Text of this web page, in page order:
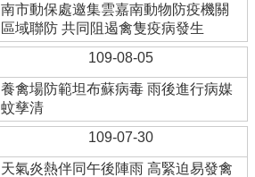
南市動保處邀集雲嘉南動物防疫機關
區域聯防 共同阻遏禽隻疫病發生
109-08-05
養禽場防範坦布蘇病毒 雨後進行病媒
蚊孳清
109-07-30
天氣炎熱伴同午後陣雨 高緊迫易發禽